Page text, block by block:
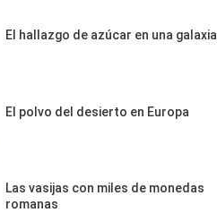
El hallazgo de azúcar en una galaxia
El polvo del desierto en Europa
Las vasijas con miles de monedas
romanas